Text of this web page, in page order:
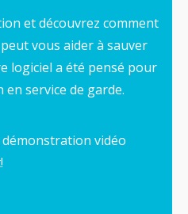
et découvrez comment
vous aider à sauver
logiciel a été pensé pour
service de garde.
démonstration vidéo